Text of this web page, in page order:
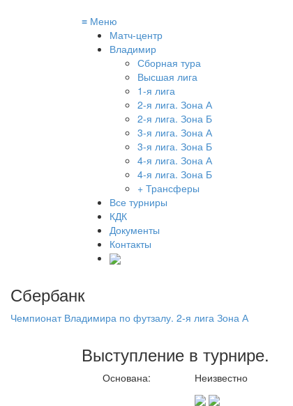
≡ Меню
Матч-центр
Владимир
Сборная тура
Высшая лига
1-я лига
2-я лига. Зона А
2-я лига. Зона Б
3-я лига. Зона А
3-я лига. Зона Б
4-я лига. Зона А
4-я лига. Зона Б
+ Трансферы
Все турниры
КДК
Документы
Контакты
Сбербанк
Чемпионат Владимира по футзалу. 2-я лига Зона А
Выступление в турнире.
Основана: Неизвестно